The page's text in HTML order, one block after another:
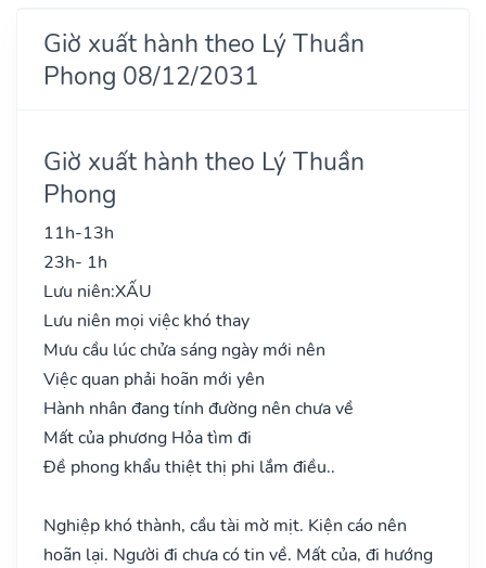
Giờ xuất hành theo Lý Thuần
Phong 08/12/2031
Giờ xuất hành theo Lý Thuần
Phong
11h-13h
23h- 1h
Lưu niên:XẤU
Lưu niên mọi việc khó thay
Mưu cầu lúc chửa sáng ngày mới nên
Việc quan phải hoãn mới yên
Hành nhân đang tính đường nên chưa về
Mất của phương Hỏa tìm đi
Đề phong khẩu thiệt thị phi lắm điều..
Nghiệp khó thành, cầu tài mờ mịt. Kiện cáo nên
hoãn lại. Người đi chưa có tin về. Mất của, đi hướng